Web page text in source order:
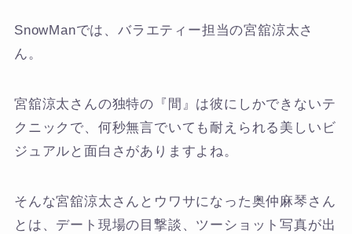
SnowManでは、バラエティー担当の宮舘涼太さ
ん。
宮舘涼太さんの独特の『間』は彼にしかできないテ
クニックで、何秒無言でいても耐えられる美しいビ
ジュアルと面白さがありますよね。
そんな宮舘涼太さんとウワサになった奥仲麻琴さん
とは、デート現場の目撃談、ツーショット写真が出